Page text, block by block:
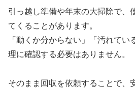
引っ越し準備や年末の大掃除で、
てくることがあります。
「動くか分からない」「汚れて
理に確認する必要はありません。
そのまま回収を依頼することで、